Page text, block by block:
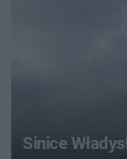
Sinice